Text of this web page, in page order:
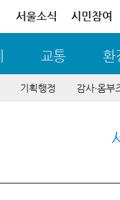
서울소식 시민참여
교통 환
기획행정 감사∙옴부